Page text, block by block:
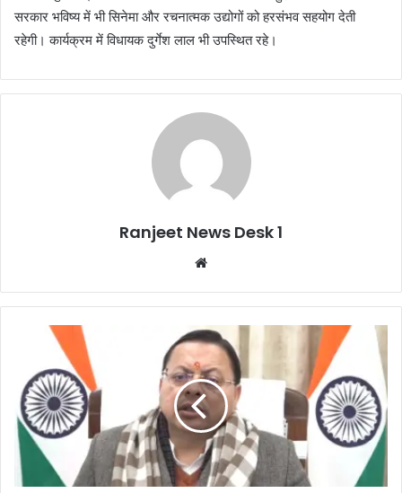
सरकार भविष्य में भी सिनेमा और रचनात्मक उद्योगों को हरसंभव सहयोग देती
रहेगी। कार्यक्रम में विधायक दुर्गेश लाल भी उपस्थित रहे।
Ranjeet News Desk 1
te